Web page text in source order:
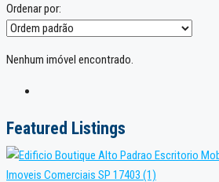
Ordenar por:
Nenhum imóvel encontrado.
Featured Listings